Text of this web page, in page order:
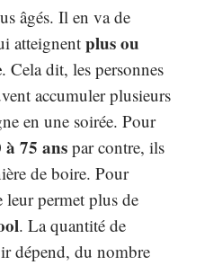
âgés. Il en va de
atteignent plus ou
. Cela dit, les personnes
accumuler plusieurs
en une soirée. Pour
à 75 anspar contre, ils
de boire. Pour
leur permet plus de
. La quantité de
dépend, du nombre